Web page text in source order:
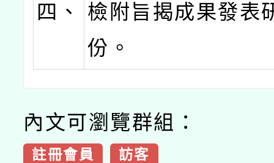
四、
檢附旨揭成果發表
份。
內文可瀏覽群組：
註冊會員 訪客